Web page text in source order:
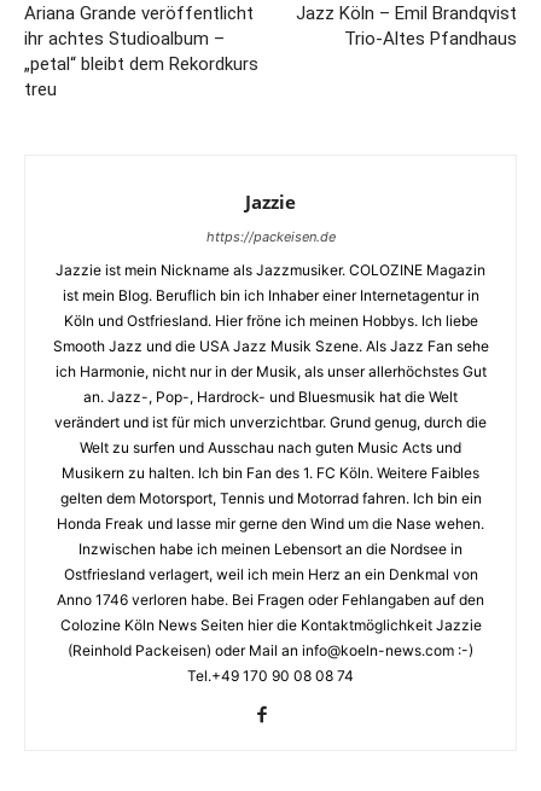
Ariana Grande veröffentlicht
ihr achtes Studioalbum –
„petal“ bleibt dem Rekordkurs
treu
Jazz Köln – Emil Brandqvist
Trio-Altes Pfandhaus
Jazzie
https://packeisen.de
Jazzie ist mein Nickname als Jazzmusiker. COLOZINE Magazin
ist mein Blog. Beruflich bin ich Inhaber einer Internetagentur in
Köln und Ostfriesland. Hier fröne ich meinen Hobbys. Ich liebe
Smooth Jazz und die USA Jazz Musik Szene. Als Jazz Fan sehe
ich Harmonie, nicht nur in der Musik, als unser allerhöchstes Gut
an. Jazz-, Pop-, Hardrock- und Bluesmusik hat die Welt
verändert und ist für mich unverzichtbar. Grund genug, durch die
Welt zu surfen und Ausschau nach guten Music Acts und
Musikern zu halten. Ich bin Fan des 1. FC Köln. Weitere Faibles
gelten dem Motorsport, Tennis und Motorrad fahren. Ich bin ein
Honda Freak und lasse mir gerne den Wind um die Nase wehen.
Inzwischen habe ich meinen Lebensort an die Nordsee in
Ostfriesland verlagert, weil ich mein Herz an ein Denkmal von
Anno 1746 verloren habe. Bei Fragen oder Fehlangaben auf den
Colozine Köln News Seiten hier die Kontaktmöglichkeit Jazzie
(Reinhold Packeisen) oder Mail an info@koeln-news.com :-)
Tel.+49 170 90 08 08 74